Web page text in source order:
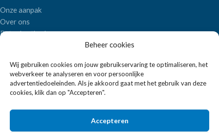
Beheer cookies
Wij gebruiken cookies om jouw gebruikservaring te optimaliseren, het
webverkeer te analyseren en voor persoonlijke
advertentiedoeleinden. Als je akkoord gaat met het gebruik van deze
cookies, klik dan op "Accepteren".
Accepteren
Onze aanpak
Over ons
Betaalmethoden
POPULAIRE MERKEN
APS Germany
Bartscher